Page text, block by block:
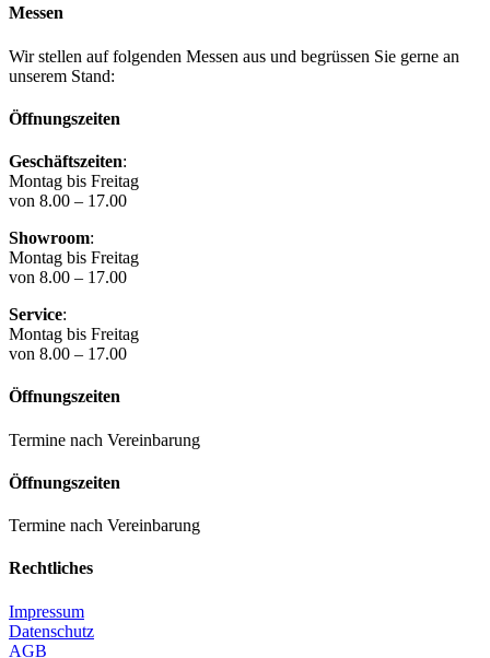
Messen
Wir stellen auf folgenden Messen aus und begrüssen Sie gerne an
unserem Stand:
Öffnungszeiten
Geschäftszeiten:
Montag bis Freitag
von 8.00 – 17.00
Showroom:
Montag bis Freitag
von 8.00 – 17.00
Service:
Montag bis Freitag
von 8.00 – 17.00
Öffnungszeiten
Termine nach Vereinbarung
Öffnungszeiten
Termine nach Vereinbarung
Rechtliches
Impressum
Datenschutz
AGB